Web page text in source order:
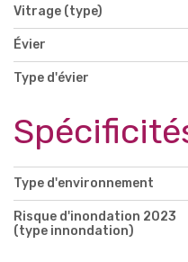
Vitrage (type)
Évier
Type d'évier
Type d'environnement
Risque d'inondation 2023
(type innondation)